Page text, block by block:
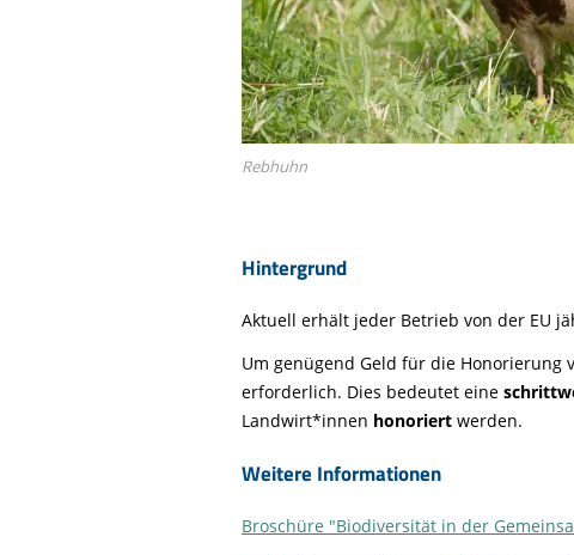
Rebhuhn
Hintergrund
Aktuell erhält jeder Betrieb von der EU
Um genügend Geld für die
erforderlich. Dies bedeutet eine
Landwirt*innen honoriert werden.
Weitere Informationen
Broschüre "Biodiversität in der